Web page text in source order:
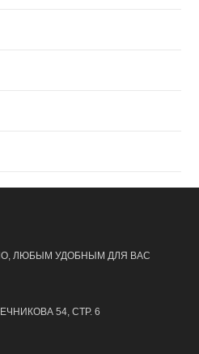
ЛЮБЫМ УДОБНЫМ ДЛЯ ВАС
54, СТР. 6